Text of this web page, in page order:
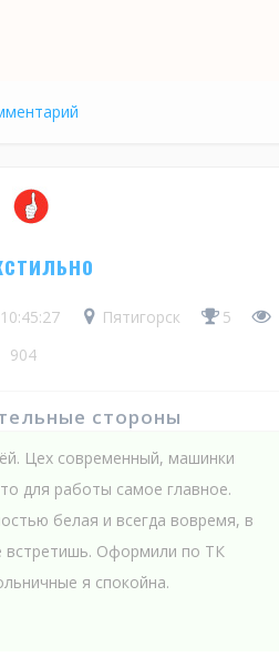
Пятигорск
5
904
стороны
Цех современный, машинки
для работы самое главное.
белая и всегда вовремя, в
встретишь. Оформили по ТК
я спокойна.